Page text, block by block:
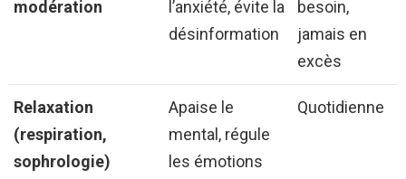
modération
l’anxiété, évite la
désinformation
besoin,
jamais en
excès
Relaxation
(respiration,
sophrologie)
Apaise le
mental, régule
les émotions
Quotidienne